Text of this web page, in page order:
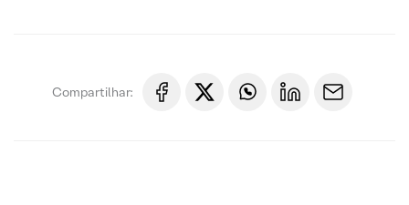
Compartilhar: